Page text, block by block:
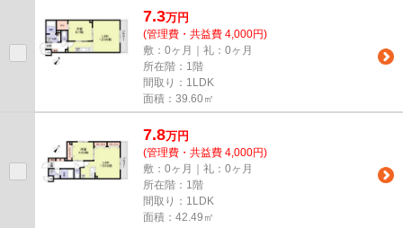
7.3万円
(管理費・共益費 4,000円)
敷：0ヶ月｜礼：0ヶ月
所在階：1階
間取り：1LDK
面積：39.60㎡
7.8万円
(管理費・共益費 4,000円)
敷：0ヶ月｜礼：0ヶ月
所在階：1階
間取り：1LDK
面積：42.49㎡